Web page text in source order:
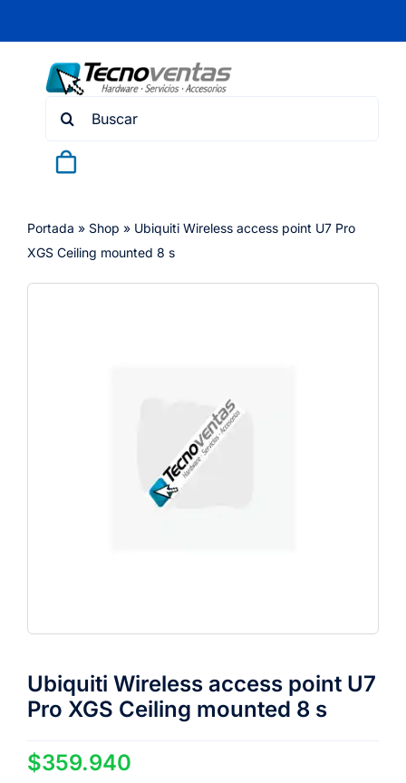
content
Search
Portada » Shop » Ubiquiti Wireless access point U7 Pro
XGS Ceiling mounted 8 s
Ubiquiti Wireless access point U7
Pro XGS Ceiling mounted 8 s
$359.940